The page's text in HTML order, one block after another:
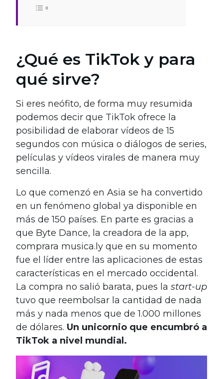
¿Qué es TikTok y para
qué sirve?
Si eres neófito, de forma muy resumida
podemos decir que TikTok ofrece la
posibilidad de elaborar vídeos de 15
segundos con música o diálogos de series,
películas y vídeos virales de manera muy
sencilla.
Lo que comenzó en Asia se ha convertido
en un fenómeno global ya disponible en
más de 150 países. En parte es gracias a
que Byte Dance, la creadora de la app,
comprara musica.ly que en su momento
fue el líder entre las aplicaciones de estas
características en el mercado occidental.
La compra no salió barata, pues la start-up
tuvo que reembolsar la cantidad de nada
más y nada menos que de 1.000 millones
de dólares. Un unicornio que encumbró a
TikTok a nivel mundial.